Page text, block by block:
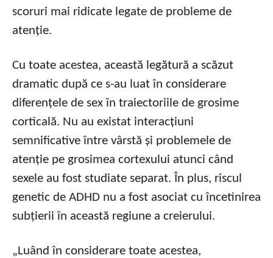
scoruri mai ridicate legate de probleme de
atenție.
Cu toate acestea, această legătură a scăzut
dramatic după ce s-au luat în considerare
diferențele de sex în traiectoriile de grosime
corticală. Nu au existat interacțiuni
semnificative între vârstă și problemele de
atenție pe grosimea cortexului atunci când
sexele au fost studiate separat. În plus, riscul
genetic de ADHD nu a fost asociat cu încetinirea
subțierii în această regiune a creierului.
„Luând în considerare toate acestea,